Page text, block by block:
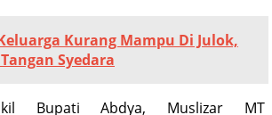
Kurang Mampu Di Julok,
Syedara
Bupati Abdya, Muslizar MT